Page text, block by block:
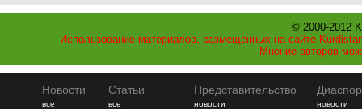
© 2000-2012
Использование материалов, размещенных на сайте
Мнение авторов
Новости
все
Статьи
все
Представительство
новости
новости